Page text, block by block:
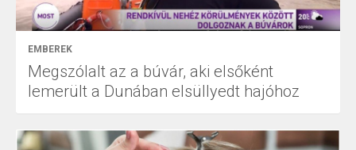
EMBEREK
Megszólalt az a búvár, aki elsőként
lemerült a Dunában elsüllyedt hajóhoz